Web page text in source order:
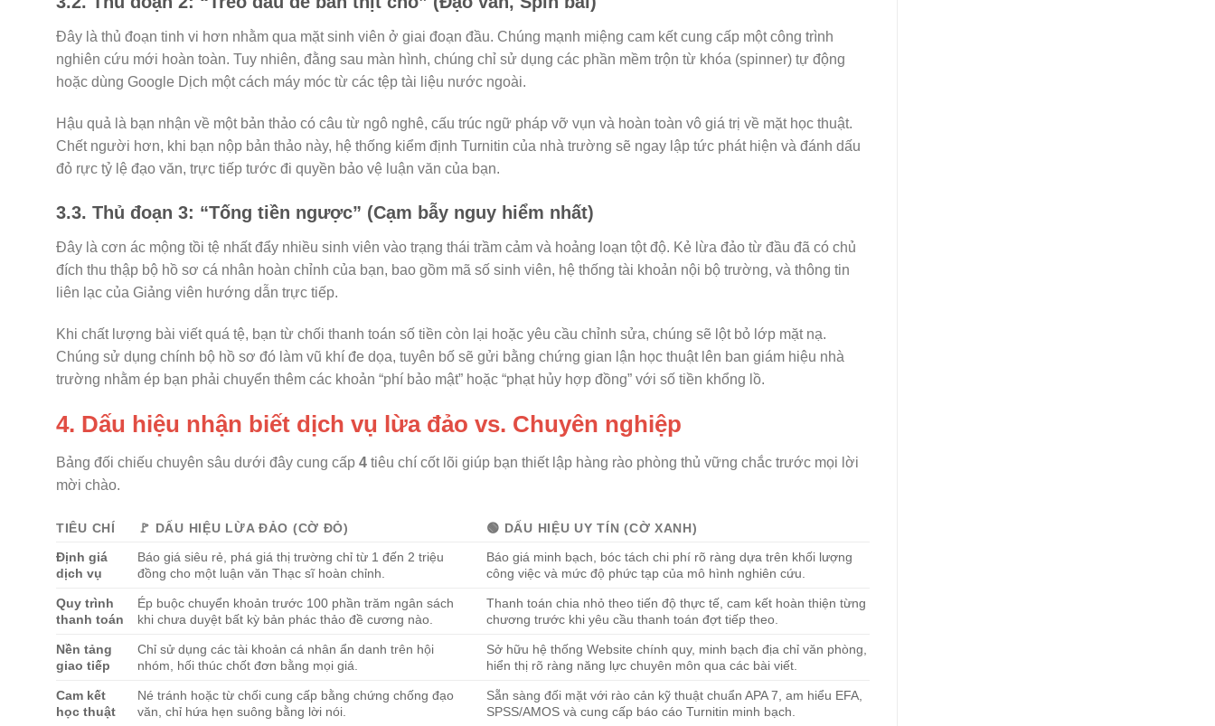
Đây là thủ đoạn tinh vi hơn nhằm qua mặt sinh viên ở giai đoạn đầu. Chúng mạnh miệng cam kết cung cấp một công trình
nghiên cứu mới hoàn toàn. Tuy nhiên, đằng sau màn hình, chúng chỉ sử dụng các phần mềm trộn từ khóa (spinner) tự động
hoặc dùng Google Dịch một cách máy móc từ các tệp tài liệu nước ngoài.
Hậu quả là bạn nhận về một bản thảo có câu từ ngô nghê, cấu trúc ngữ pháp vỡ vụn và hoàn toàn vô giá trị về mặt học thuật.
Chết người hơn, khi bạn nộp bản thảo này, hệ thống kiểm định Turnitin của nhà trường sẽ ngay lập tức phát hiện và đánh dấu
đỏ rực tỷ lệ đạo văn, trực tiếp tước đi quyền bảo vệ luận văn của bạn.
3.3. Thủ đoạn 3: “Tống tiền ngược” (Cạm bẫy nguy hiểm nhất)
Đây là cơn ác mộng tồi tệ nhất đẩy nhiều sinh viên vào trạng thái trầm cảm và hoảng loạn tột độ. Kẻ lừa đảo từ đầu đã có chủ
đích thu thập bộ hồ sơ cá nhân hoàn chỉnh của bạn, bao gồm mã số sinh viên, hệ thống tài khoản nội bộ trường, và thông tin
liên lạc của Giảng viên hướng dẫn trực tiếp.
Khi chất lượng bài viết quá tệ, bạn từ chối thanh toán số tiền còn lại hoặc yêu cầu chỉnh sửa, chúng sẽ lột bỏ lớp mặt nạ.
Chúng sử dụng chính bộ hồ sơ đó làm vũ khí đe dọa, tuyên bố sẽ gửi bằng chứng gian lận học thuật lên ban giám hiệu nhà
trường nhằm ép bạn phải chuyển thêm các khoản “phí bảo mật” hoặc “phạt hủy hợp đồng” với số tiền khổng lồ.
4. Dấu hiệu nhận biết dịch vụ lừa đảo vs. Chuyên nghiệp
Bảng đối chiếu chuyên sâu dưới đây cung cấp 4 tiêu chí cốt lõi giúp bạn thiết lập hàng rào phòng thủ vững chắc trước mọi lời
mời chào.
TIÊU CHÍ 🚩 DẤU HIỆU LỪA ĐẢO (CỜ ĐỎ)
🟢 DẤU HIỆU UY TÍN (CỜ XANH)
Định giá
dịch vụ
Báo giá siêu rẻ, phá giá thị trường chỉ từ 1 đến 2 triệu
đồng cho một luận văn Thạc sĩ hoàn chỉnh.
Báo giá minh bạch, bóc tách chi phí rõ ràng dựa trên khối lượng
công việc và mức độ phức tạp của mô hình nghiên cứu.
Quy trình
thanh toán
Ép buộc chuyển khoản trước 100 phần trăm ngân sách
khi chưa duyệt bất kỳ bản phác thảo đề cương nào.
Thanh toán chia nhỏ theo tiến độ thực tế, cam kết hoàn thiện từng
chương trước khi yêu cầu thanh toán đợt tiếp theo.
Nền tảng
giao tiếp
Chỉ sử dụng các tài khoản cá nhân ẩn danh trên hội
nhóm, hối thúc chốt đơn bằng mọi giá.
Sở hữu hệ thống Website chính quy, minh bạch địa chỉ văn phòng,
hiển thị rõ ràng năng lực chuyên môn qua các bài viết.
Cam kết
học thuật
Né tránh hoặc từ chối cung cấp bằng chứng chống đạo
văn, chỉ hứa hẹn suông bằng lời nói.
Sẵn sàng đối mặt với rào cản kỹ thuật chuẩn APA 7, am hiểu EFA,
SPSS/AMOS và cung cấp báo cáo Turnitin minh bạch.